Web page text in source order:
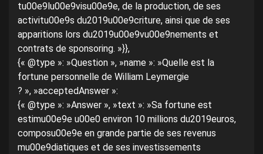
tu00e9lu00e9visu00e9e, de la production, de ses
activitu00e9s du2019u00e9criture, ainsi que de ses
apparitions lors du2019u00e9vu00e9nements et
contrats de sponsoring. »}},
{« @type »: »Question », »name »: »Quelle est la
fortune personnelle de William Leymergie
? », »acceptedAnswer »:
{« @type »: »Answer », »text »: »Sa fortune est
estimu00e9e u00e0 environ 10 millions du2019euros,
composu00e9e en grande partie de ses revenus
mu00e9diatiques et de ses investissements